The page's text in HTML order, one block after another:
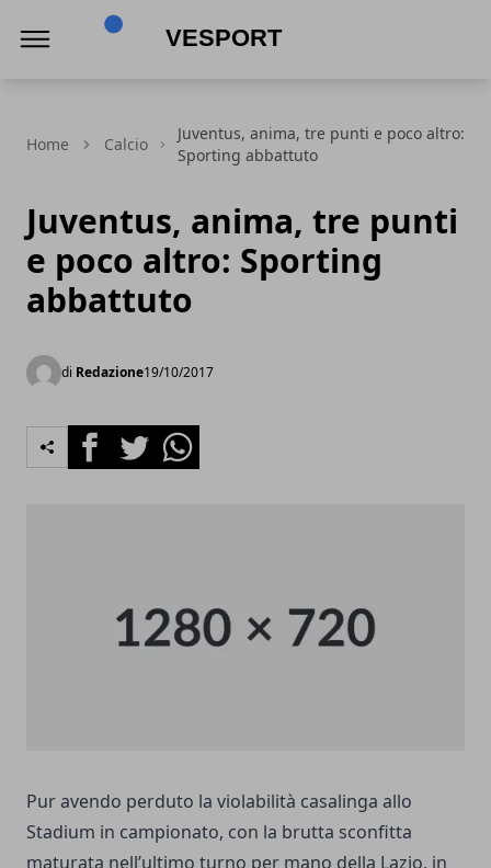
Home Calcio
Juventus, anima, tre punti e poco altro:
Sporting abbattuto
Juventus, anima, tre punti
e poco altro: Sporting
abbattuto
di Redazione19/10/2017
FacebookTwitterWhatsapp
Pur avendo perduto la violabilità casalinga allo
Stadium in campionato, con la brutta sconfitta
maturata nell’ultimo turno per mano della Lazio, in